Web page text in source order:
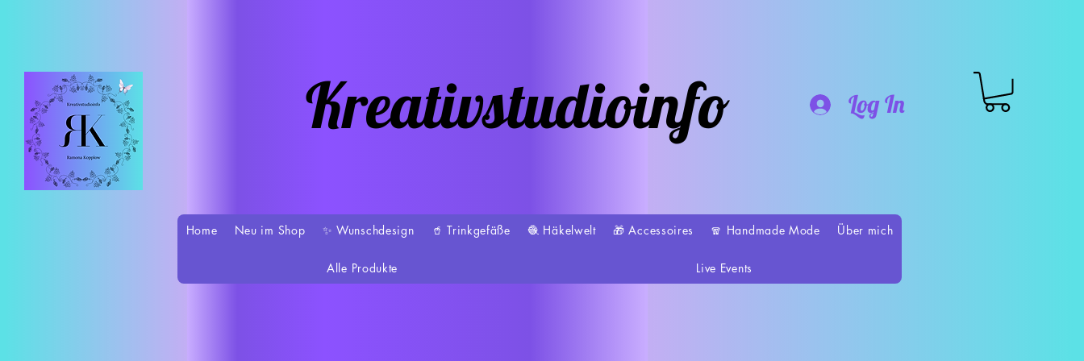
Kreativstudioinfo Log In
Home Neu im Shop ✨ Wunschdesign 🥤 Trinkgefäße 🧶 Häkelwelt 🎁 Accessoires 🧣 Handmade Mode Über mich
Alle Produkte Live Events